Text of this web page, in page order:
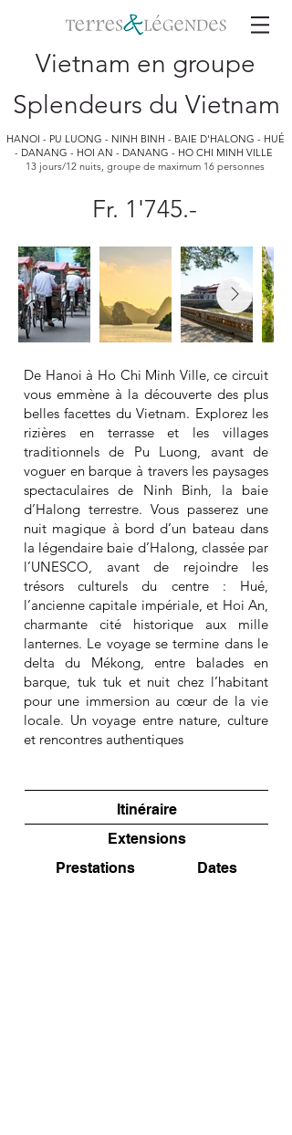
Vietnam en groupe
Splendeurs du Vietnam
HANOI - PU LUONG - NINH BINH - BAIE D'HALONG - HUÉ
- DANANG - HOI AN - DANANG - HO CHI MINH VILLE
13 jours/12 nuits, groupe de maximum 16 personnes
Fr. 1'745.-
De Hanoi à Ho Chi Minh Ville, ce circuit
vous emmène à la découverte des plus
belles facettes du Vietnam. Explorez les
rizières en terrasse et les villages
traditionnels de Pu Luong, avant de
voguer en barque à travers les paysages
spectaculaires de Ninh Binh, la baie
d’Halong terrestre. Vous passerez une
nuit magique à bord d’un bateau dans
la légendaire baie d’Halong, classée par
l’UNESCO, avant de rejoindre les
trésors culturels du centre : Hué,
l’ancienne capitale impériale, et Hoi An,
charmante cité historique aux mille
lanternes. Le voyage se termine dans le
delta du Mékong, entre balades en
barque, tuk tuk et nuit chez l’habitant
pour une immersion au cœur de la vie
locale. Un voyage entre nature, culture
et rencontres authentiques
Itinéraire
Extensions
Prestations
Dates